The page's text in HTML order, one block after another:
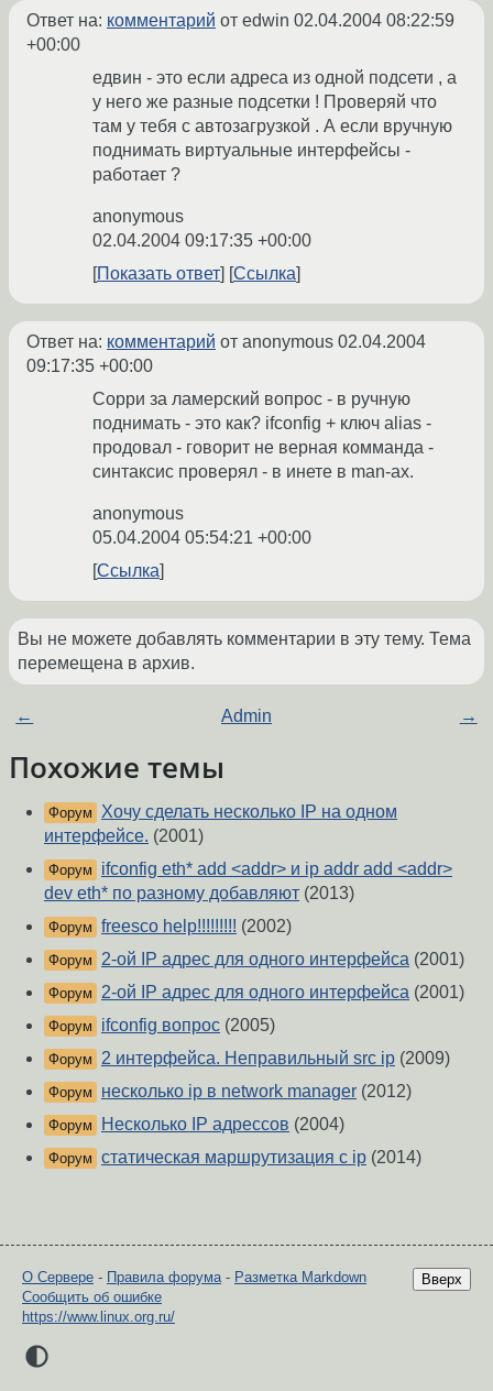
Ответ на: комментарий от edwin 02.04.2004 08:22:59
+00:00
едвин - это если адреса из одной подсети , а
у него же разные подсетки ! Проверяй что
там у тебя с автозагрузкой . А если вручную
поднимать виртуальные интерфейсы -
работает ?
anonymous
02.04.2004 09:17:35 +00:00
Показать ответ
Ссылка
Ответ на: комментарий от anonymous 02.04.2004
09:17:35 +00:00
Сорри за ламерский вопрос - в ручную
поднимать - это как? ifconfig + ключ alias -
продовал - говорит не верная комманда -
синтаксис проверял - в инете в man-ах.
anonymous
05.04.2004 05:54:21 +00:00
Ссылка
Вы не можете добавлять комментарии в эту тему. Тема
перемещена в архив.
← Admin →
Похожие темы
Форум
Хочу сделать несколько IP на одном
интерфейсе. (2001)
Форум
ifconfig eth* add <addr> и ip addr add <addr>
dev eth* по разному добавляют (2013)
Форум freesco help!!!!!!!!! (2002)
Форум 2-ой IP адрес для одного интерфейса (2001)
Форум 2-ой IP адрес для одного интерфейса (2001)
Форум ifconfig вопрос (2005)
Форум 2 интерфейса. Неправильный src ip (2009)
Форум несколько ip в network manager (2012)
Форум Несколько IP адрессов (2004)
Форум статическая маршрутизация с ip (2014)
Вверх
О Сервере - Правила форума- Разметка Markdown
Сообщить об ошибке
https://www.linux.org.ru/